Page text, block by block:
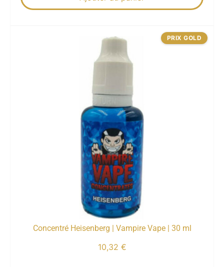
Concentré Heisenberg | Vampire Vape | 30 ml
10,32 €
PRIX GOLD